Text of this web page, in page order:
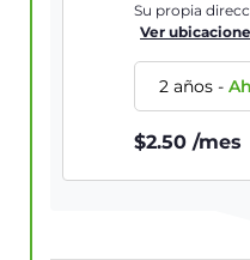
Su propia
Ver
2 años-
$2.50 /mes